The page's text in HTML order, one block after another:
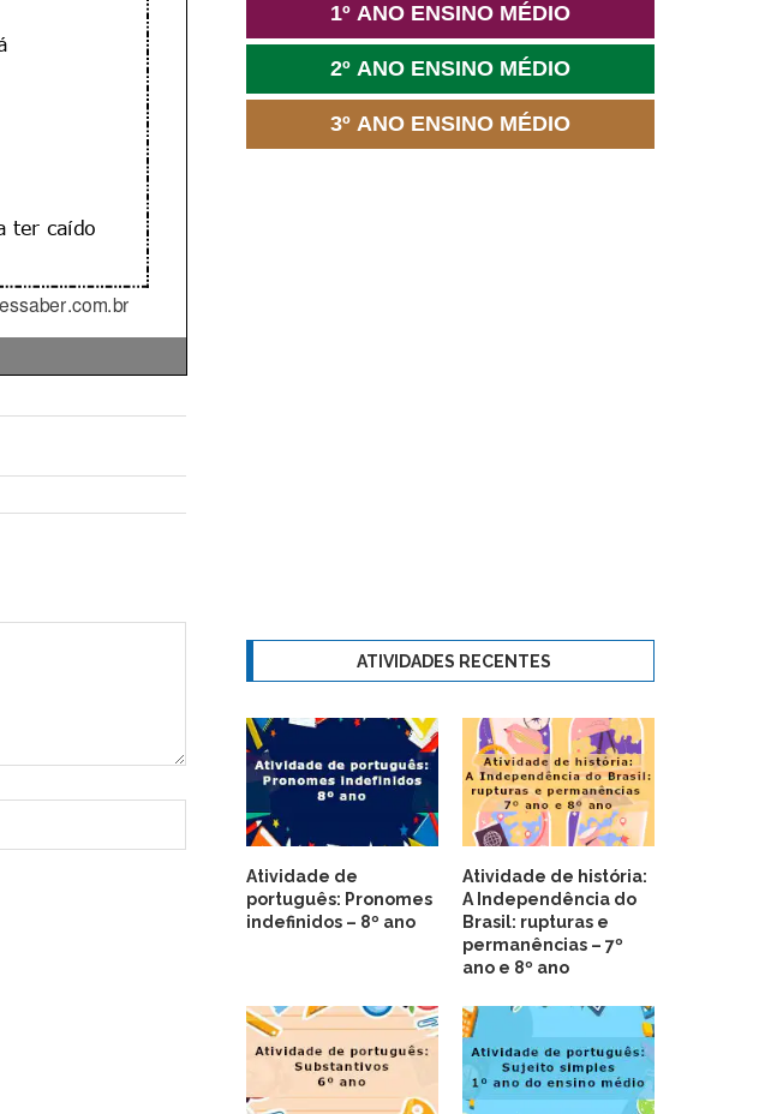
1º ANO ENSINO MÉDIO
2º ANO ENSINO MÉDIO
3º ANO ENSINO MÉDIO
ATIVIDADES RECENTES
Atividade de
português: Pronomes
indefinidos – 8º ano
Atividade de história:
A Independência do
Brasil: rupturas e
permanências – 7º
ano e 8º ano